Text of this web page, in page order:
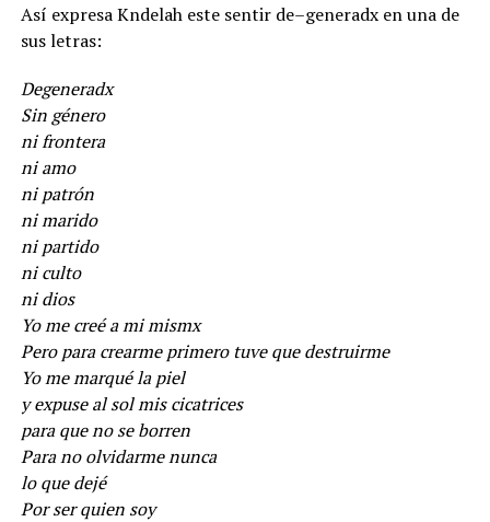
Así expresa Kndelah este sentir de–generadx en una de
sus letras:
Degeneradx
Sin género
ni frontera
ni amo
ni patrón
ni marido
ni partido
ni culto
ni dios
Yo me creé a mi mismx
Pero para crearme primero tuve que destruirme
Yo me marqué la piel
y expuse al sol mis cicatrices
para que no se borren
Para no olvidarme nunca
lo que dejé
Por ser quien soy